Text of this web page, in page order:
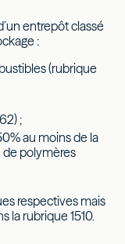
entrepôt classé
:
(rubrique
;
au moins de la
de polymères
respectives mais
la rubrique 1510.